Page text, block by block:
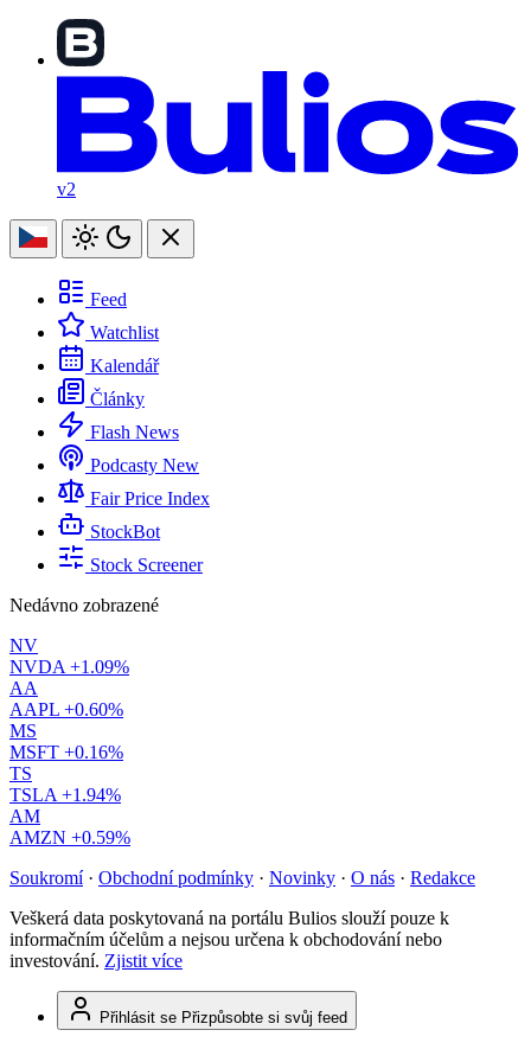
v2
Feed
Watchlist
Kalendář
Články
Flash News
Podcasty New
Fair Price Index
StockBot
Stock Screener
Nedávno zobrazené
NV
NVDA +1.09%
AA
AAPL +0.60%
MS
MSFT +0.16%
TS
TSLA +1.94%
AM
AMZN +0.59%
Soukromí · Obchodní podmínky · Novinky · O nás · Redakce
Veškerá data poskytovaná na portálu Bulios slouží pouze k
informačním účelům a nejsou určena k obchodování nebo
investování. Zjistit více
Přihlásit se Přizpůsobte si svůj feed